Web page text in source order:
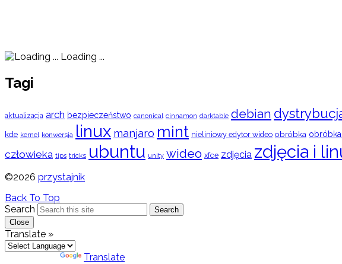
Loading ...
Tagi
aktualizacja arch bezpieczeństwo canonical cinnamon darktable debian
kde kernel konwersja linux manjaro mint nieliniowy edytor wideo obróbka
człowieka tips tricks ubuntu unity wideo xfce zdjęcia zdjęcia i
©2026 przystajnik
Back To Top
Search
Search
Close
Translate »
Translate